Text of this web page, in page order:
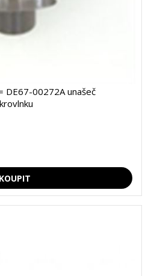
DE67-00272A unašeč